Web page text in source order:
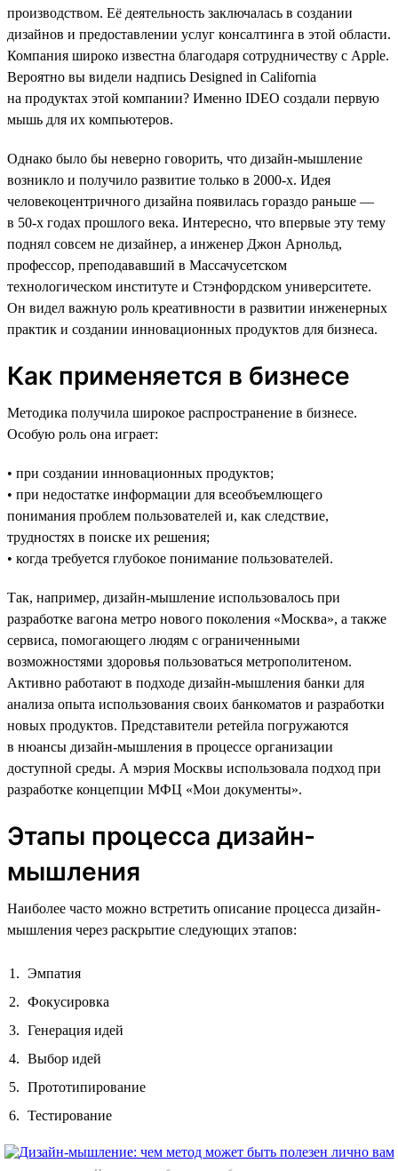
производством. Её деятельность заключалась в создании
дизайнов и предоставлении услуг консалтинга в этой области.
Компания широко известна благодаря сотрудничеству с Apple.
Вероятно вы видели надпись Designed in California
на продуктах этой компании? Именно IDEO создали первую
мышь для их компьютеров.
Однако было бы неверно говорить, что дизайн-мышление
возникло и получило развитие только в 2000-х. Идея
человекоцентричного дизайна появилась гораздо раньше —
в 50-х годах прошлого века. Интересно, что впервые эту тему
поднял совсем не дизайнер, а инженер Джон Арнольд,
профессор, преподававший в Массачусетском
технологическом институте и Стэнфордском университете.
Он видел важную роль креативности в развитии инженерных
практик и создании инновационных продуктов для бизнеса.
Как применяется в бизнесе
Методика получила широкое распространение в бизнесе.
Особую роль она играет:
• при создании инновационных продуктов;
• при недостатке информации для всеобъемлющего
понимания проблем пользователей и, как следствие,
трудностях в поиске их решения;
• когда требуется глубокое понимание пользователей.
Так, например, дизайн-мышление использовалось при
разработке вагона метро нового поколения «Москва», а также
сервиса, помогающего людям с ограниченными
возможностями здоровья пользоваться метрополитеном.
Активно работают в подходе дизайн-мышления банки для
анализа опыта использования своих банкоматов и разработки
новых продуктов. Представители ретейла погружаются
в нюансы дизайн-мышления в процессе организации
доступной среды. А мэрия Москвы использовала подход при
разработке концепции МФЦ «Мои документы».
Этапы процесса дизайн-
мышления
Наиболее часто можно встретить описание процесса дизайн-
мышления через раскрытие следующих этапов:
Эмпатия
Фокусировка
Генерация идей
Выбор идей
Прототипирование
Тестирование